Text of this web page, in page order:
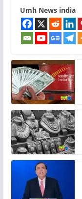
Umh News india